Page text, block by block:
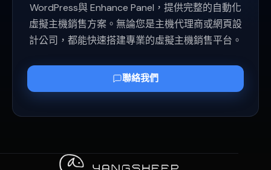
WordPress與 Enhance Panel，提供完整的自動化
虛擬主機銷售方案。無論您是主機代理商或網頁設
計公司，都能快速搭建專業的虛擬主機銷售平台。
聯絡我們